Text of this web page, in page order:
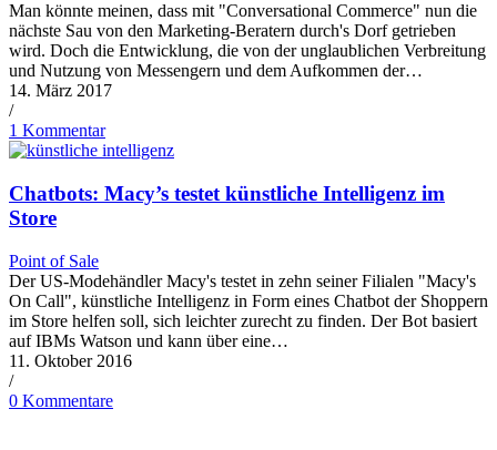
Man könnte meinen, dass mit "Conversational Commerce" nun die
nächste Sau von den Marketing-Beratern durch's Dorf getrieben
wird. Doch die Entwicklung, die von der unglaublichen Verbreitung
und Nutzung von Messengern und dem Aufkommen der…
14. März 2017
/
1 Kommentar
Chatbots: Macy’s testet künstliche Intelligenz im
Store
Point of Sale
Der US-Modehändler Macy's testet in zehn seiner Filialen "Macy's
On Call", künstliche Intelligenz in Form eines Chatbot der Shoppern
im Store helfen soll, sich leichter zurecht zu finden. Der Bot basiert
auf IBMs Watson und kann über eine…
11. Oktober 2016
/
0 Kommentare